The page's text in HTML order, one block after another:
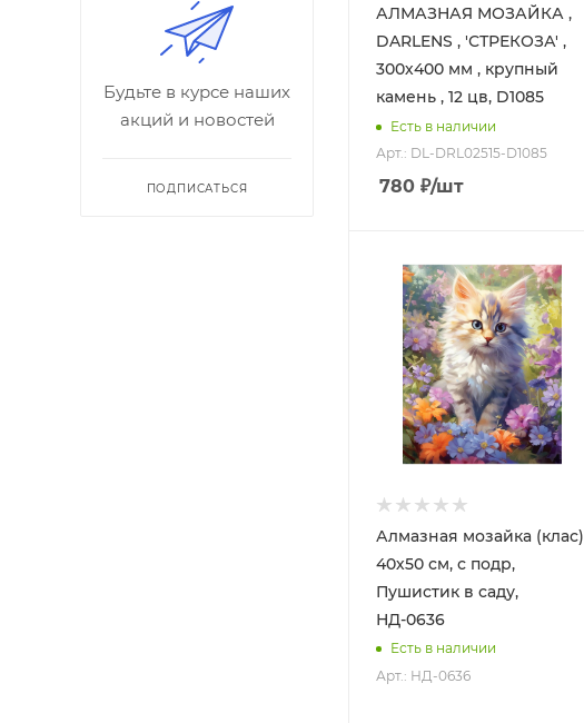
АЛМАЗНАЯ МОЗАЙКА ,
DARLENS , 'СТРЕКОЗА' ,
300х400 мм , крупный
камень , 12 цв, D1085
Есть в наличии
Арт.: DL-DRL02515-D1085
780 ₽/шт
Алмазная мозайка (клас)
40х50 см, с подр,
Пушистик в саду,
НД-0636
Есть в наличии
Арт.: НД-0636
Будьте в курсе наших
акций и новостей
ПОДПИСАТЬСЯ